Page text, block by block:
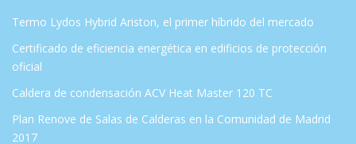
Termo Lydos Hybrid Ariston, el primer híbrido del mercado
Certificado de eficiencia energética en edificios de protección
oficial
Caldera de condensación ACV Heat Master 120 TC
Plan Renove de Salas de Calderas en la Comunidad de Madrid
2017